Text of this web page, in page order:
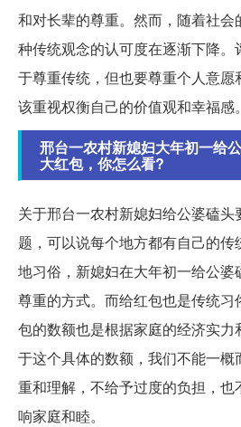
和对长辈的尊重。然而，随着社
种传统观念的认可度在逐渐下降。
于尊重传统，但也要尊重个人意
该重视权衡自己的价值观和幸福感。
邢台一农村新媳妇大年初一给
大红包，你怎么看?
关于邢台一农村新媳妇给公婆磕
题，可以说每个地方都有自己的传
地习俗，新媳妇在大年初一给公婆
尊重的方式。而给红包也是传统习
包的数额也是根据家庭的经济实
于这个具体的数额，我们不能一
重和理解，不给予过度的负担，
响家庭和睦。